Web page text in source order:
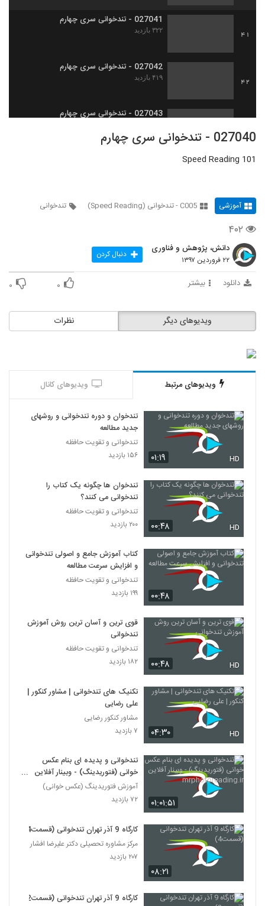
41
027041 - تندخوانی سری چهارم
۳۲۲ بازدید
42
027042 - تندخوانی سری چهارم
۴۱۹ بازدید
027043 - تندخوانی سری چهارم
027045 - تندخوانی سری چهارم
46
027046 - تندخوانی سری چهارم
۴۰۶ بازدید
49
027050 - تندخوانی سری چهارم
۳۸۱ بازدید
027051 - تندخوانی سری چهارم
52
027052 - تندخوانی سری چهارم
027053 - تندخوانی سری چهارم
۳۷۴ بازدید
027040 - تندخوانی سری چهارم
Speed Reading 101
آموزشی C005 - تندخوانی (Speed Reading) تندخوانی
۴۰۲
دانش، پژوهش و فناوری
۲۲ فروردین ۱۳۹۷ دنبال کردن
دانلود بیشتر ۰ ۰
نظرات ویدیوهای دیگر
ویدیوهای مرتبط ویدیوهای کانال
۰۱:۱۹ HD
تندخوان و دوره تندخوانی و روشهای
جدید مطالعه
تندخوانی و تقویت حافظه
۱۵۶ بازدید
۰۰:۴۸ HD
تندخوان ها چگونه یک کتاب را
تندخوانی می کنند؟
تندخوانی و تقویت حافظه
۲۰۰ بازدید
۰۰:۴۸
کتاب آموزش جامع و اصولی تندخوانی
و افزایش سرعت مطالعه
تندخوانی و تقویت حافظه
۱۹۹ بازدید
۰۰:۴۸ HD
قوی ترین و آسان ترین روش آموزش
تندخوانی
تندخوانی و تقویت حافظه
۱۸۲ بازدید
۰۴:۳۰ HD
تکنیک های تندخوانی | مشاور کنکور |
علی رضایی
مشاور کنکور رضایی
۷ بازدید
۰۱:۰۱:۵۱
تندخوانی و پدیده ای بنام عکس
خوانی (فتوریدینگ) - وبینار آفلاین
mrphotoreading.ir
آموزش فتوریدینگ (عکس خوانی)
۷۲ بازدید
۰۸:۲۱
کارگاه 9 آذر تهران تندخوانی (قسمت4)
مرکز مشاوره تحصیلی دکتر علیرضا افشار
۲۰۷ بازدید
کارگاه 9 آذر تهران تندخوانی (قسمت2)